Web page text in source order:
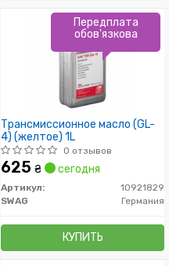
Трансмиссионное масло (GL-
4) (желтое) 1L
0 отзывов
625 ₴ сегодня
Артикул:
10921829
SWAG
Германия
КУПИТЬ
Передплата
обов'язкова